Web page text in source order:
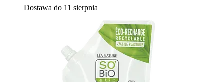
Dostawa do 11 sierpnia